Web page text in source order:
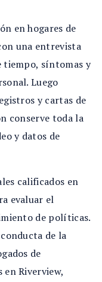
en hogares de
una entrevista
tiempo, síntomas y
Luego
y cartas de
conserve toda la
y datos de
calificados en
evaluar el
de políticas.
de la
de
en Riverview,